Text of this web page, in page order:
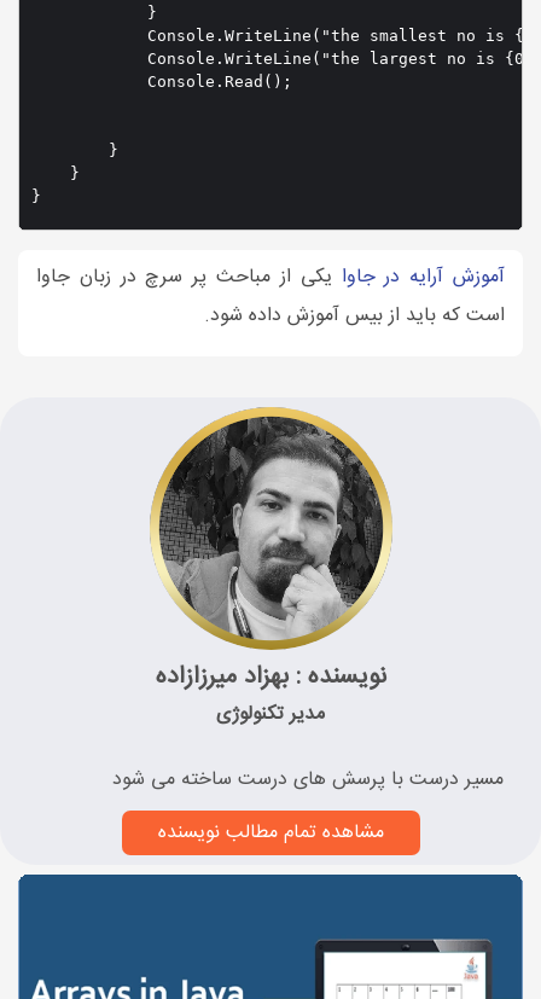
            }
Console.WriteLine("the smallest no is
Console.WriteLine("the largest no is
            Console.Read();
        }
    }
}
آموزش آرایه در جاوا یکی از مباحث پر سرچ در زبان جاوا
است که باید از بیس آموزش داده شود.
نویسنده : بهزاد میرزازاده
مدیر تکنولوژی
مسیر درست با پرسش های درست ساخته می شود
مشاهده تمام مطالب نویسنده